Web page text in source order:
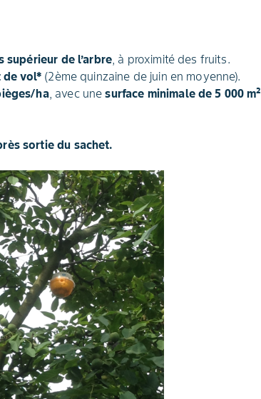
supérieur de l’arbre , à proximité des fruits.
de vol* (2ème quinzaine de juin en moyenne).
ha, avec unesurface minimale de 5 000 m²
sortie du sachet.